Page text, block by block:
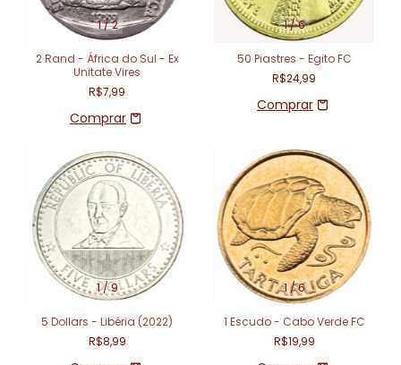
1/2
2 Rand - África do Sul - Ex
Unitate Vires
R$7,99
1/6
50 Piastres - Egito FC
R$24,99
1/9
5 Dollars - Libéria (2022)
R$8,99
1/6
1 Escudo - Cabo Verde FC
R$19,99